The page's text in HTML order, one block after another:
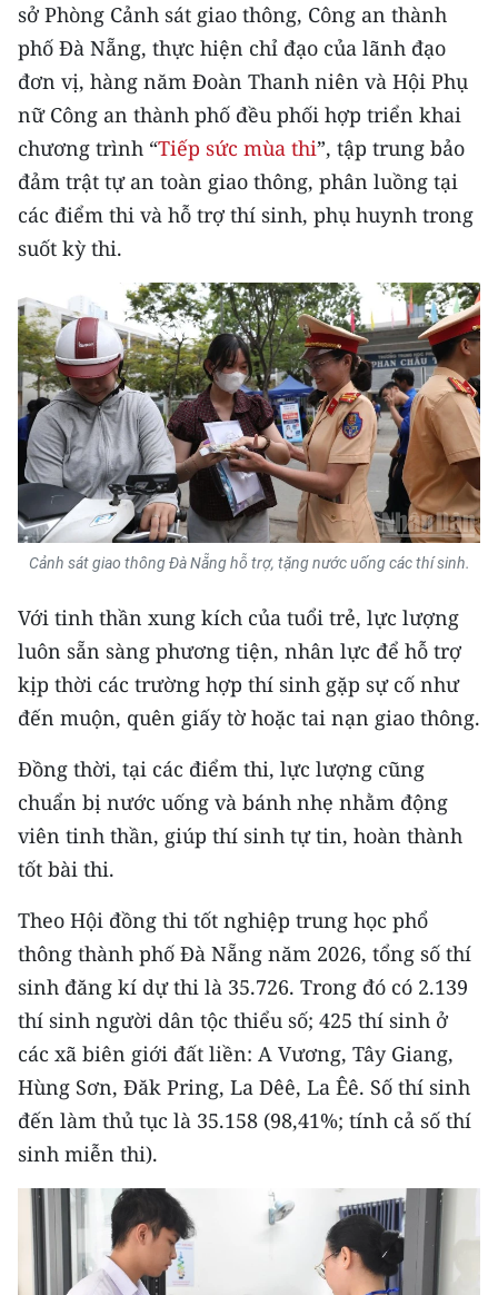
sở Phòng Cảnh sát giao thông, Công an thành
phố Đà Nẵng, thực hiện chỉ đạo của lãnh đạo
đơn vị, hàng năm Đoàn Thanh niên và Hội Phụ
nữ Công an thành phố đều phối hợp triển khai
chương trình “Tiếp sức mùa thi”, tập trung bảo
đảm trật tự an toàn giao thông, phân luồng tại
các điểm thi và hỗ trợ thí sinh, phụ huynh trong
suốt kỳ thi.
Cảnh sát giao thông Đà Nẵng hỗ trợ, tặng nước uống các thí sinh.
Với tinh thần xung kích của tuổi trẻ, lực lượng
luôn sẵn sàng phương tiện, nhân lực để hỗ trợ
kịp thời các trường hợp thí sinh gặp sự cố như
đến muộn, quên giấy tờ hoặc tai nạn giao thông.
Đồng thời, tại các điểm thi, lực lượng cũng
chuẩn bị nước uống và bánh nhẹ nhằm động
viên tinh thần, giúp thí sinh tự tin, hoàn thành
tốt bài thi.
Theo Hội đồng thi tốt nghiệp trung học phổ
thông thành phố Đà Nẵng năm 2026, tổng số thí
sinh đăng kí dự thi là 35.726. Trong đó có 2.139
thí sinh người dân tộc thiểu số; 425 thí sinh ở
các xã biên giới đất liền: A Vương, Tây Giang,
Hùng Sơn, Đăk Pring, La Dêê, La Êê. Số thí sinh
đến làm thủ tục là 35.158 (98,41%; tính cả số thí
sinh miễn thi).